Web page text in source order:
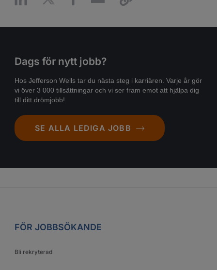
Dags för nytt jobb?
Hos Jefferson Wells tar du nästa steg i karriären. Varje år gör
vi över 3 000 tillsättningar och vi ser fram emot att hjälpa dig
till ditt drömjobb!
SE ALLA LEDIGA JOBB
FÖR JOBBSÖKANDE
Bli rekryterad